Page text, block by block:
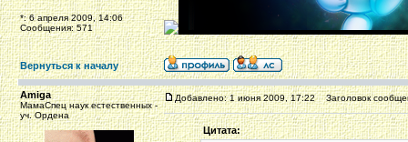
*: 6 апреля 2009, 14:06
Сообщения: 571
Вернуться к началу
Amiga
МамаСпец наук естественных -
уч. Ордена
Добавлено: 1 июня 2009, 17:22 Заголовок
Цитата: